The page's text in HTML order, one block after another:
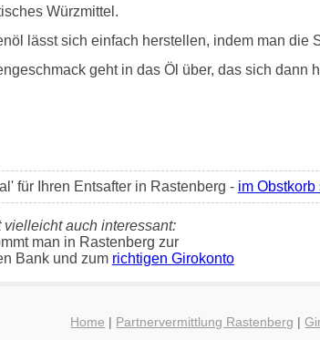
Würzmittel.
lässt sich einfach herstellen, indem man
geht in das Öl über, das sich
für Ihren Entsafter in Rastenberg - im
vielleicht auch interessant:
man in Rastenberg zur
Bank und zum richtigen Girokonto
Home | Partnervermittlung Rastenberg |